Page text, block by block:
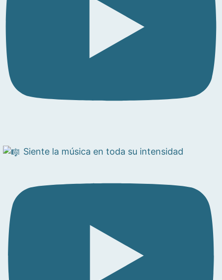
Siente la música en toda su intensidad